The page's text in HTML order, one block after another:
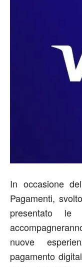
In occasione
Pagamenti,
presentato le
nuove
pagamento